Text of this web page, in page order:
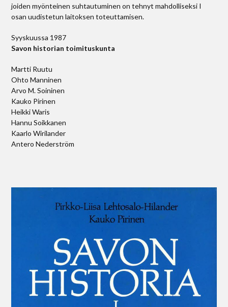
joiden myönteinen suhtautuminen on tehnyt mahdolliseksi I
osan uudistetun laitoksen toteuttamisen.
Syyskuussa 1987
Savon historian toimituskunta
Martti Ruutu
Ohto Manninen
Arvo M. Soininen
Kauko Pirinen
Heikki Waris
Hannu Soikkanen
Kaarlo Wirilander
Antero Nederström